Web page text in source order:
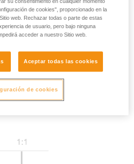
de cookies", proporcionado en la
web. Rechazar todas o parte de estas
de usuario, pero bajo ninguna
acceder a nuestro Sitio web.
Aceptar todas las cookies
de cookies